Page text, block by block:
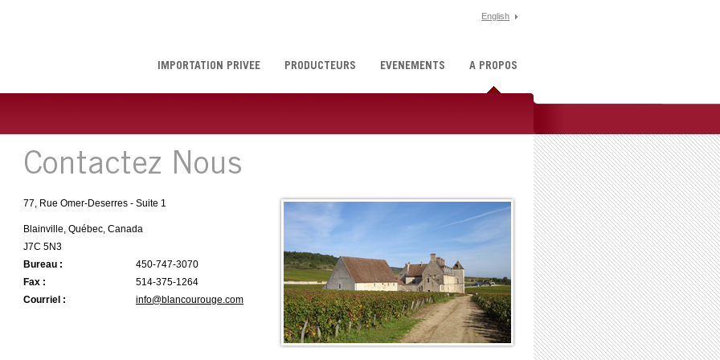
English
IMPORTATION PRIVÉE PRODUCTEURS ÉVÉNEMENTS À PROPOS
Contactez Nous
77, Rue Omer-Deserres - Suite 1
Blainville, Québec, Canada
J7C 5N3
Bureau :
450-747-3070
Fax :
514-375-1264
Courriel :
info@blancourouge.com